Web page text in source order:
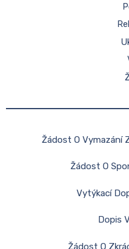
Žádost O Vymazání
Žádost O
Vytýkací
Dopis
Žádost O